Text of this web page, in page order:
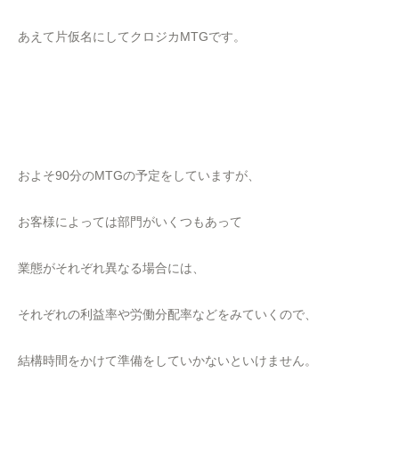
あえて片仮名にしてクロジカMTGです。
およそ90分のMTGの予定をしていますが、
お客様によっては部門がいくつもあって
業態がそれぞれ異なる場合には、
それぞれの利益率や労働分配率などをみていくので、
結構時間をかけて準備をしていかないといけません。